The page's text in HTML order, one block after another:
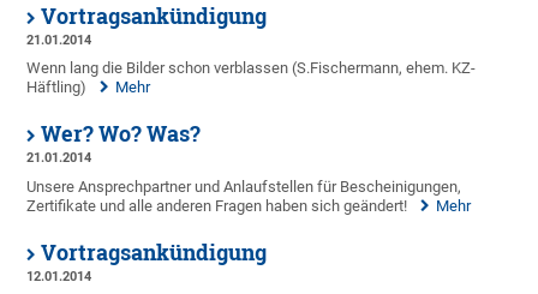
Vortragsankündigung
21.01.2014
Wenn lang die Bilder schon verblassen (S.Fischermann, ehem. KZ-
Häftling)
Mehr
Wer? Wo? Was?
21.01.2014
Unsere Ansprechpartner und Anlaufstellen für Bescheinigungen,
Zertifikate und alle anderen Fragen haben sich geändert!
Mehr
Vortragsankündigung
12.01.2014